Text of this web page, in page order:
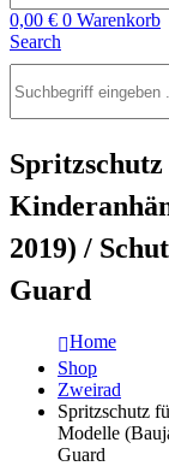
0,00 € 0 Warenkorb
Search
2019) /
Guard
Home
Shop
Zweirad
Spritzschutz
Modelle
Guard